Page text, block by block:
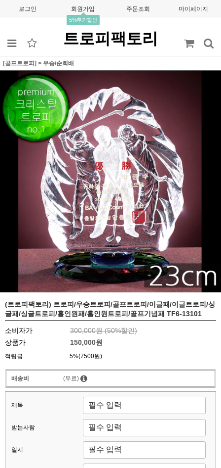
로그인 회원가입
5%추가할인
주문조회 마이페이지
트로피팩토리
[골프트로피] > 우승/순회배
(트로피팩토리) 트로피/우승트로피/골프트로피/이글패/이글트로피/싱
글패/싱글트로피/홀인원패/홀인원트로피/골프기념패 TF6-13101
소비자가 300,000원 (50%할인)
상품가
150,000원
적립금 5%(7500원)
배송비 (무료)
제목
받는사람
일시